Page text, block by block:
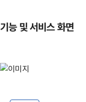
기능 및 서비스 화면